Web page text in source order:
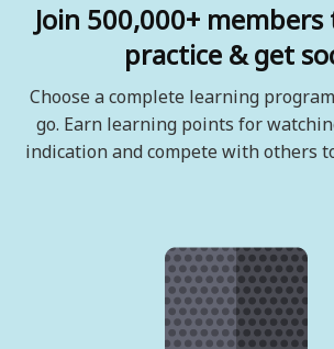
Join 500,000+
practice & get
Choose a complete learning
go. Earn learning points for
indication and compete with others